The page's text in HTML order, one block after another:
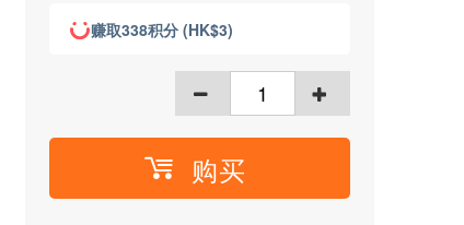
赚取338积分 (HK$3)
购买